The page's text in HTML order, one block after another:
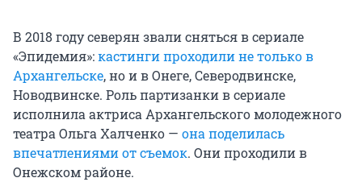
В 2018 году северян звали сняться в сериале
«Эпидемия»:кастинги проходили не только в
Архангельске, но и в Онеге, Северодвинске,
Новодвинске. Роль партизанки в сериале
исполнила актриса Архангельского молодежного
театра Ольга Халченко — она поделилась
впечатлениями от съемок. Они проходили в
Онежском районе.